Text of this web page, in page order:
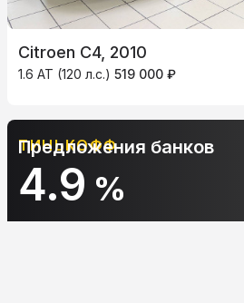
Citroen C4, 2010
1.6 AT (120 л.с.) 519 000 ₽
АЛЬФА-БАНК
10.9%
Предложения банков